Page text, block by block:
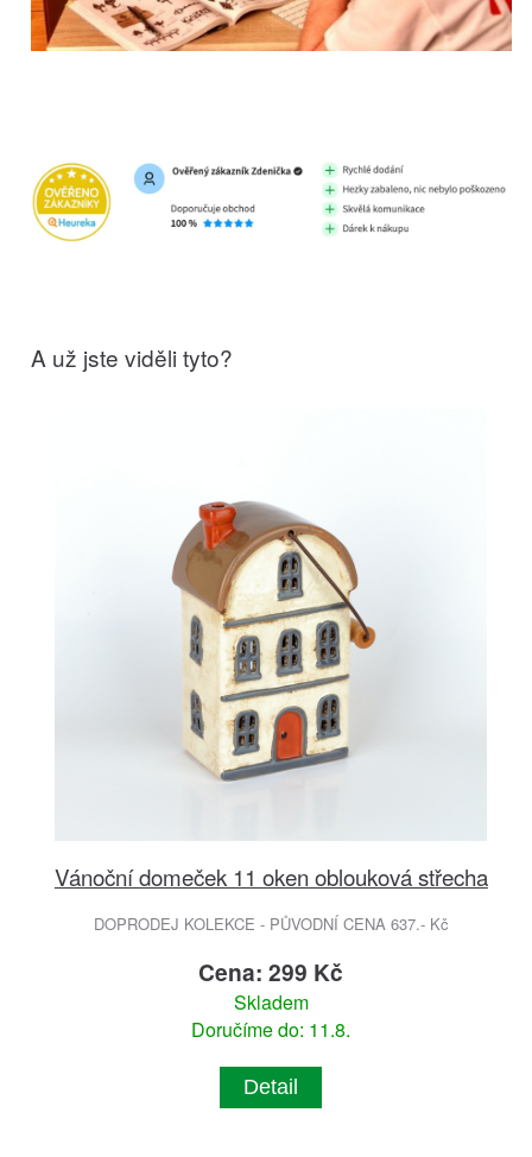
A už jste viděli tyto?
Vánoční domeček 11 oken oblouková střecha
DOPRODEJ KOLEKCE - PŮVODNÍ CENA 637.- Kč
Cena: 299 Kč
Skladem
Doručíme do: 11.8.
Detail